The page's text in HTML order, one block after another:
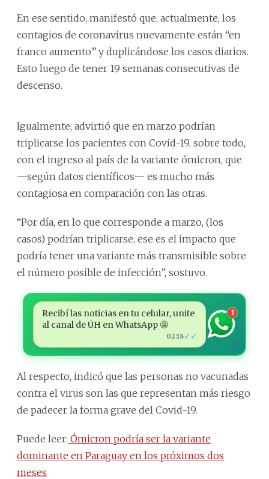
En ese sentido, manifestó que, actualmente, los
contagios de coronavirus nuevamente están “en
franco aumento” y duplicándose los casos diarios.
Esto luego de tener 19 semanas consecutivas de
descenso.
Igualmente, advirtió que en marzo podrían
triplicarse los pacientes con Covid-19, sobre todo,
con el ingreso al país de la variante ómicron, que
—según datos científicos— es mucho más
contagiosa en comparación con las otras.
“Por día, en lo que corresponde a marzo, (los
casos) podrían triplicarse, ese es el impacto que
podría tener una variante más transmisible sobre
el número posible de infección”, sostuvo.
Recibí las noticias en tu celular, unite
al canal de ÚH en WhatsApp 🤩
02:18✓✓
1
Al respecto, indicó que las personas no vacunadas
contra el virus son las que representan más riesgo
de padecer la forma grave del Covid-19.
Puede leer: Ómicron podría ser la variante
dominante en Paraguay en los próximos dos
meses